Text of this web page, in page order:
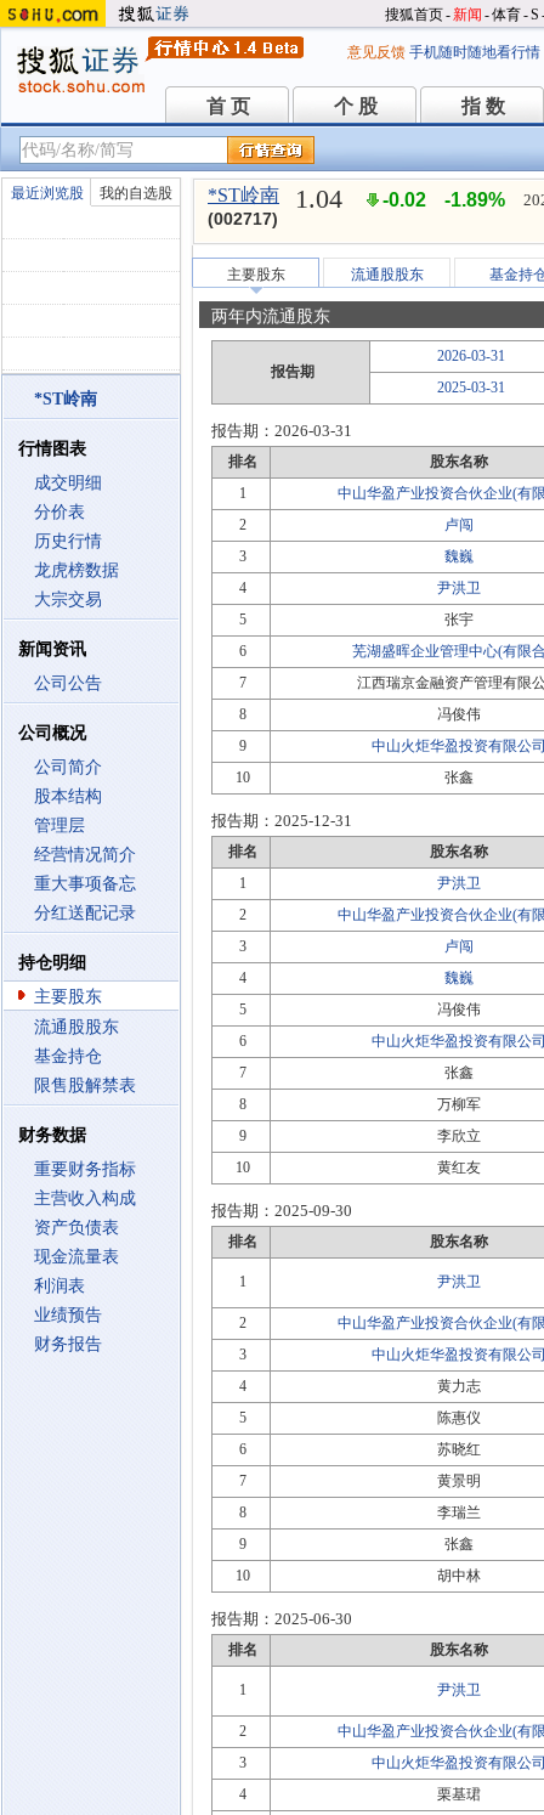
搜狐首页-新闻 -体育-S
意见反馈 手机随时随地看行情
首 页
首 页 个 股
个 股 指 数
指 数
最近浏览股 我的自选股
*ST岭南
行情图表
成交明细
分价表
历史行情
龙虎榜数据
大宗交易
新闻资讯
公司公告
公司概况
公司简介
股本结构
管理层
经营情况简介
重大事项备忘
分红送配记录
持仓明细
主要股东
流通股股东
基金持仓
限售股解禁表
财务数据
重要财务指标
主营收入构成
资产负债表
现金流量表
利润表
业绩预告
财务报告
*ST岭南
(002717)
1.04 -0.02 -1.89%
主要股东 流通股股东 基金持
两年内流通股东
报告期
2026-03-31
2025-03-31
报告期： 2026-03-31
排名
股东名称
1
中山华盈产业投资合伙企业(有
2
卢闯
3
魏巍
4
尹洪卫
5
张宇
6
芜湖盛晖企业管理中心(有限
7
江西瑞京金融资产管理有限
8
冯俊伟
9
中山火炬华盈投资有限公
10
张鑫
报告期： 2025-12-31
排名
股东名称
1
尹洪卫
2
中山华盈产业投资合伙企业(有
3
卢闯
4
魏巍
5
冯俊伟
6
中山火炬华盈投资有限公
7
张鑫
8
万柳军
9
李欣立
10
黄红友
报告期： 2025-09-30
排名 股东名称
1 尹洪卫
2
中山华盈产业投资合伙企业(有
3
中山火炬华盈投资有限公
4
黄力志
5
陈惠仪
6
苏晓红
7
黄景明
8
李瑞兰
9
张鑫
10
胡中林
报告期： 2025-06-30
排名 股东名称
1 尹洪卫
2
中山华盈产业投资合伙企业(有
3
中山火炬华盈投资有限公
4
栗基珺